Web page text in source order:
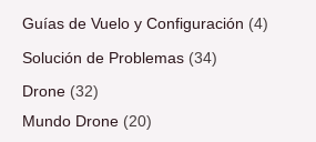
Guías de Vuelo y Configuración (4)
Solución de Problemas (34)
Drone (32)
Mundo Drone (20)